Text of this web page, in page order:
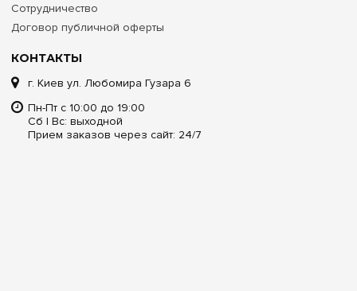
КОНТАКТЫ
г. Киев ул. Любомира Гузара 6
Пн-Пт с 10:00 до 19:00
Сб | Вс: выходной
Прием заказов через сайт: 24/7
Сотрудничество
Договор публичной оферты